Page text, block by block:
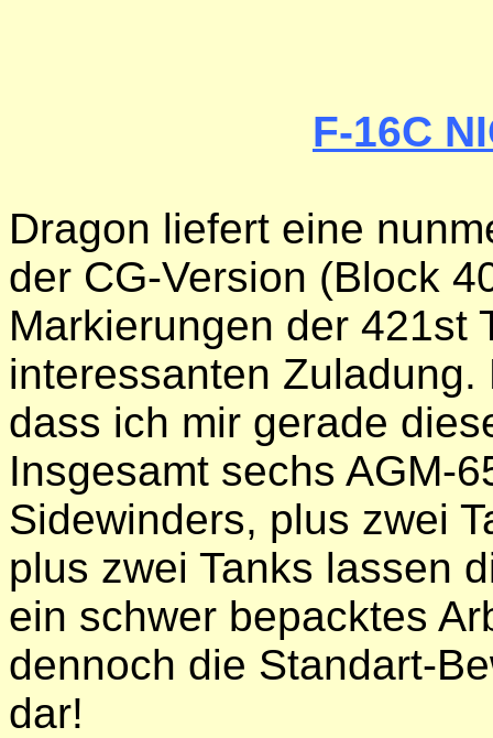
F-16C
Dragon liefert eine
der CG-Version (Block
Markierungen der 421st
interessanten
dass ich mir gerade
Insgesamt sechs AGM-
Sidewinders, plus zwei
plus zwei Tanks lassen
ein schwer bepacktes
dennoch die Standart-
dar!